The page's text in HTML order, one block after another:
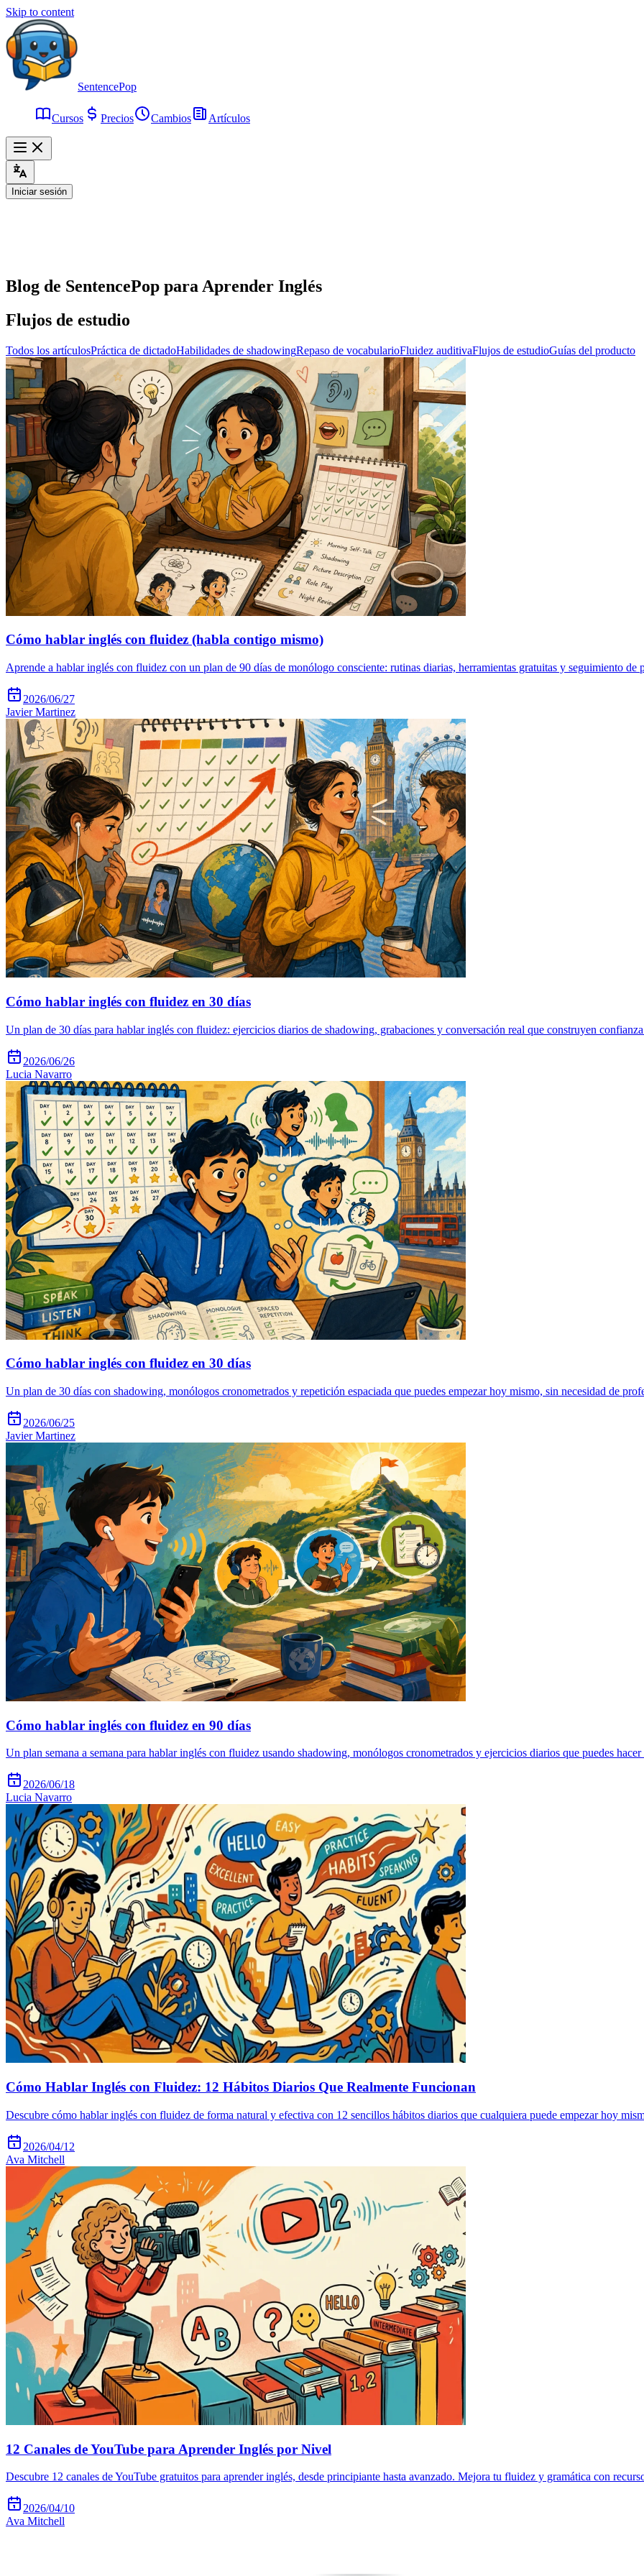
Skip to content
SentencePop
Cursos Precios Cambios Artículos
Iniciar sesión
Blog de SentencePop para Aprender Inglés
Flujos de estudio
Todos los artículosPráctica de dictadoHabilidades de shadowingRepaso de vocabularioFluidez auditivaFlujos de estudioGuías del producto
Cómo hablar inglés con fluidez (habla contigo mismo)
Aprende a hablar inglés con fluidez con un plan de 90 días de monólogo consciente: rutinas diarias, herramientas gratuitas y seguimiento de
2026/06/27
Javier Martinez
Cómo hablar inglés con fluidez en 30 días
Un plan de 30 días para hablar inglés con fluidez: ejercicios diarios de shadowing, grabaciones y conversación real que construyen confianza
2026/06/26
Lucia Navarro
Cómo hablar inglés con fluidez en 30 días
Un plan de 30 días con shadowing, monólogos cronometrados y repetición espaciada que puedes empezar hoy mismo, sin necesidad de
2026/06/25
Javier Martinez
Cómo hablar inglés con fluidez en 90 días
Un plan semana a semana para hablar inglés con fluidez usando shadowing, monólogos cronometrados y ejercicios diarios que puedes hacer
2026/06/18
Lucia Navarro
Cómo Hablar Inglés con Fluidez: 12 Hábitos Diarios Que Realmente Funcionan
Descubre cómo hablar inglés con fluidez de forma natural y efectiva con 12 sencillos hábitos diarios que cualquiera puede empezar hoy
2026/04/12
Ava Mitchell
12 Canales de YouTube para Aprender Inglés por Nivel
Descubre 12 canales de YouTube gratuitos para aprender inglés, desde principiante hasta avanzado. Mejora tu fluidez y gramática con
2026/04/10
Ava Mitchell